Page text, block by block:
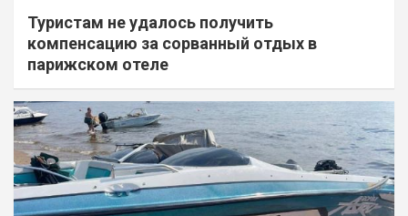
Туристам не удалось получить
компенсацию за сорванный отдых в
парижском отеле